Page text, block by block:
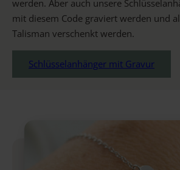
werden. Aber auch unsere
mit diesem Code graviert werden und
Talisman verschenkt werden.
Schlüsselanhänger mit Gravur